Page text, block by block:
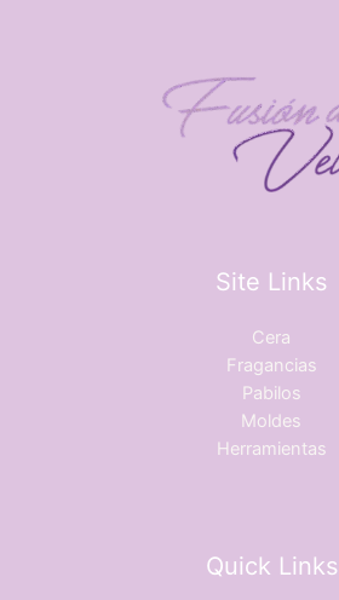
Site Links
Cera
Fragancias
Pabilos
Moldes
Herramientas
Quick Links